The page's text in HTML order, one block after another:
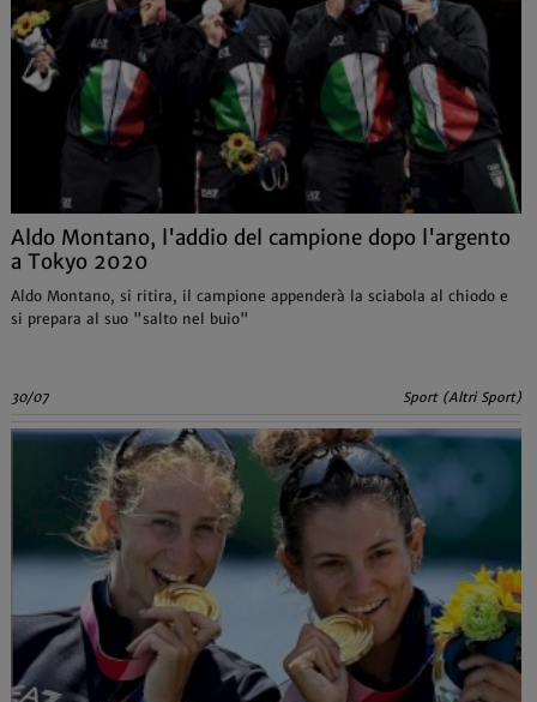
Aldo Montano, l'addio del campione dopo l'argento
a Tokyo 2020
Aldo Montano, si ritira, il campione appenderà la sciabola al chiodo e
si prepara al suo "salto nel buio"
30/07 Sport (Altri Sport)